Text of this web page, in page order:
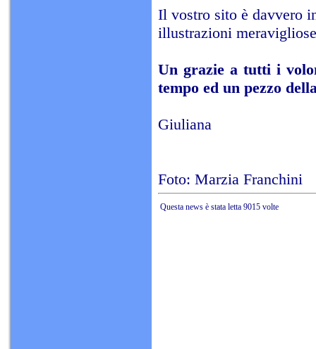
Il vostro sito è davvero
illustrazioni
Un grazie a tutti i
tempo ed un pezzo
Giuliana
Foto: Marzia Franchini
Questa news è stata letta 9015 volte